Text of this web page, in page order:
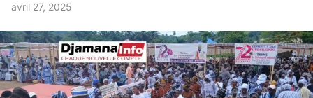
avril 27, 2025